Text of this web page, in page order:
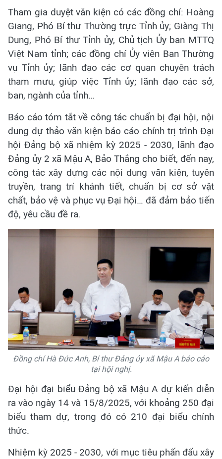
Tham gia duyệt văn kiện có các đồng chí: Hoàng
Giang, Phó Bí thư Thường trực Tỉnh ủy; Giàng Thị
Dung, Phó Bí thư Tỉnh ủy, Chủ tịch Ủy ban MTTQ
Việt Nam tỉnh; các đồng chí Ủy viên Ban Thường
vụ Tỉnh ủy; lãnh đạo các cơ quan chuyên trách
tham mưu, giúp việc Tỉnh ủy; lãnh đạo các sở,
ban, ngành của tỉnh…
Báo cáo tóm tắt về công tác chuẩn bị đại hội, nội
dung dự thảo văn kiện báo cáo chính trị trình Đại
hội Đảng bộ xã nhiệm kỳ 2025 - 2030, lãnh đạo
Đảng ủy 2 xã Mậu A, Bảo Thắng cho biết, đến nay,
công tác xây dựng các nội dung văn kiện, tuyên
truyền, trang trí khánh tiết, chuẩn bị cơ sở vật
chất, bảo vệ và phục vụ Đại hội… đã đảm bảo tiến
độ, yêu cầu đề ra.
Đồng chí Hà Đức Anh, Bí thư Đảng ủy xã Mậu A báo cáo
tại hội nghị.
Đại hội đại biểu Đảng bộ xã Mậu A dự kiến diễn
ra vào ngày 14 và 15/8/2025, với khoảng 250 đại
biểu tham dự, trong đó có 210 đại biểu chính
thức.
Nhiệm kỳ 2025 - 2030, với mục tiêu phấn đấu xây